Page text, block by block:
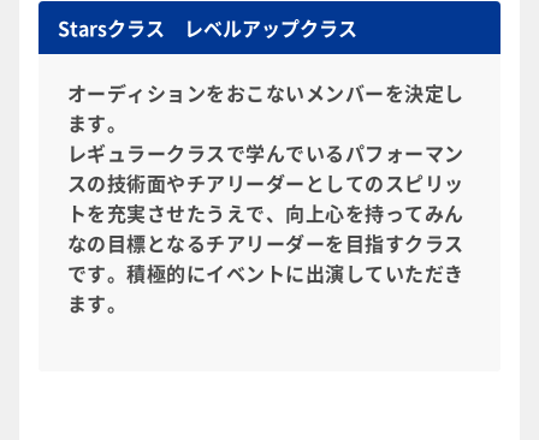
Starsクラス レベルアップクラス
オーディションをおこないメンバーを決定し
ます。
レギュラークラスで学んでいるパフォーマン
スの技術面やチアリーダーとしてのスピリッ
トを充実させたうえで、向上心を持ってみん
なの目標となるチアリーダーを目指すクラス
です。積極的にイベントに出演していただき
ます。